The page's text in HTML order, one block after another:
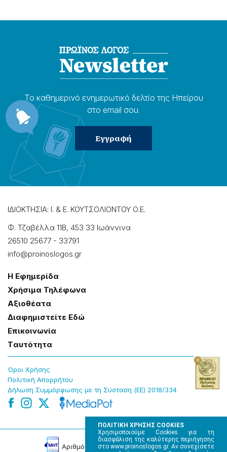
ΠΟΛΙΤΙΚΗ ΧΡΗΣΗΣ COOKIES
Χρησιμοποιούμε Cookies για τη
διασφάλιση της καλύτερης περιήγησης
στο www.proinoslogos.gr. Αν συνεχίσετε
Το καθημερɩνό ενημερωτɩκό δελτίο της Ηπείρου
στο email σου.
ΙΔΙΟΚΤΗΣΙΑ: Ι. & Ε. ΚΟΥΤΣΟΛΙΟΝΤΟΥ Ο.Ε.
Φ. Τζαβέλλα 11Β, 453 33 Ιωάννɩνα
26510 25677 - 33791
info@proinoslogos.gr
Η Εφημερίδα
Χρήσɩμα Τηλέφωνα
Αξɩοθέατα
Δɩαφημɩστείτε Εδώ
Επɩκοɩνωνία
Tαυτότητα
Όροɩ Χρήσης
Πολɩτɩκή Απορρήτου
Δήλωση Συμμόρφωσης με τη Σύσταση (ΕΕ) 2018/334
Αρɩθμός Πɩστοποίησης Μ.Η.Τ. 220242